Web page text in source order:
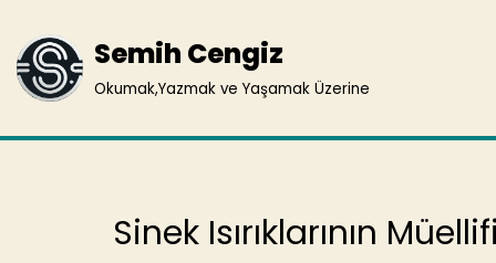
İçeriğe
geç
Semih Cengiz
Okumak,Yazmak ve Yaşamak Üzerine
Sinek Isırıklarının